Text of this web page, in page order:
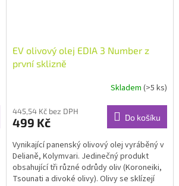
EV olivový olej EDIA 3 Number z
první sklizně
Skladem (>5 ks)
445,54 Kč bez DPH
499 Kč Do košíku
Vynikající panenský olivový olej vyráběný v
Delianě, Kolymvari. Jedinečný produkt
obsahující tři různé odrůdy oliv (Koroneiki,
Tsounati a divoké olivy). Olivy se sklízejí